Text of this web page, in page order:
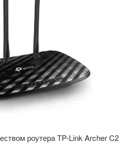
роутера TP-Link Archer C2